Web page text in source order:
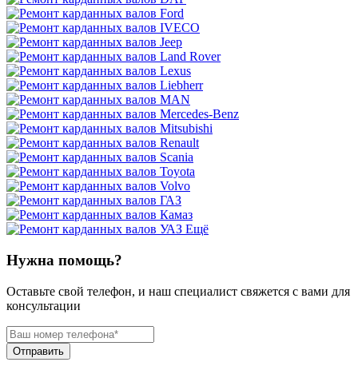
Ещё
Нужна помощь?
Оставьте свой телефон, и наш специалист свяжется с вами для
консультации
Отправить